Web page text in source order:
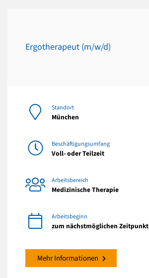
Ergotherapeut (m/w/d)
Standort
München
Beschäftigungsumfang
Voll- oder Teilzeit
Arbeitsbereich
Medizinische Therapie
Arbeitsbeginn
zum nächstmöglichen Zeitpunkt
Mehr Informationen